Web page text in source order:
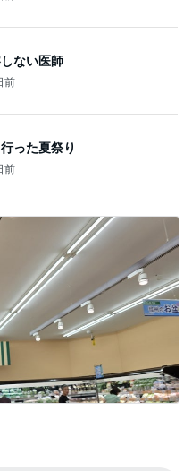
ない医師
前
った夏祭り
前